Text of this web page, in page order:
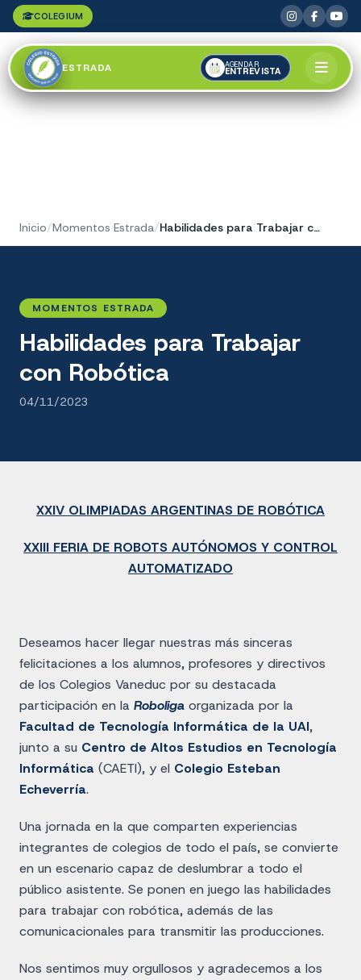
COLEGIUM
ESTRADA AGENDAR
ENTREVISTA
Inicio/Momentos Estrada/ Habilidades para Trabajar con Robótica
MOMENTOS ESTRADA
Habilidades para Trabajar
con Robótica
04/11/2023
XXIV OLIMPIADAS ARGENTINAS DE ROBÓTICA
XXIII FERIA DE ROBOTS AUTÓNOMOS Y CONTROL
AUTOMATIZADO
Deseamos hacer llegar nuestras más sinceras
felicitaciones a los alumnos, profesores y directivos
de los Colegios Vaneduc por su destacada
participación en la Roboliga organizada por la
Facultad de Tecnología Informática de la UAI,
junto a su Centro de Altos Estudios en Tecnología
Informática (CAETI), y el Colegio Esteban
Echeverría.
Una jornada en la que comparten experiencias
integrantes de colegios de todo el país, se convierte
en un escenario capaz de deslumbrar a todo el
público asistente. Se ponen en juego las habilidades
para trabajar con robótica, además de las
comunicacionales para transmitir las producciones.
Nos sentimos muy orgullosos y agradecemos a los